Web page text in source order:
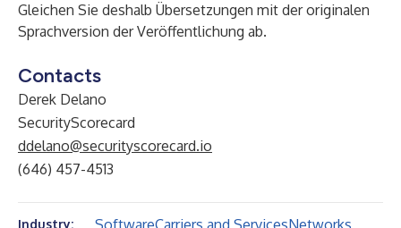
Gleichen Sie deshalb Übersetzungen mit der originalen
Sprachversion der Veröffentlichung ab.
Contacts
Derek Delano
SecurityScorecard
ddelano@securityscorecard.io
(646) 457-4513
Industry: SoftwareCarriers and ServicesNetworks